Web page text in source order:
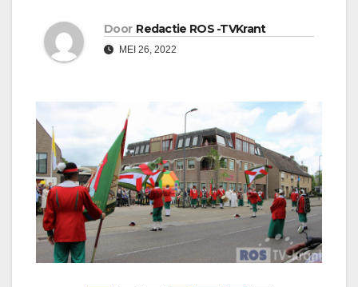
Door Redactie ROS -TVKrant
MEI 26, 2022